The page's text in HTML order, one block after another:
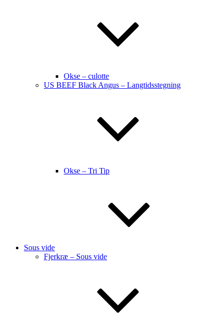
Okse – culotte
US BEEF Black Angus – Langtidsstegning
Okse – Tri Tip
Sous vide
Fjerkræ – Sous vide